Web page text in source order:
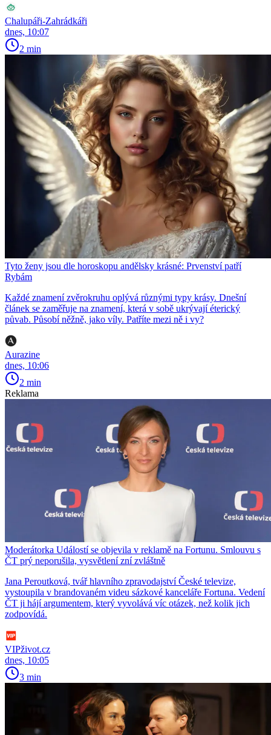
Chalupáři-Zahrádkáři
dnes, 10:07
2 min
Tyto ženy jsou dle horoskopu andělsky krásné: Prvenství patří
Rybám
Každé znamení zvěrokruhu oplývá různými typy krásy. Dnešní
článek se zaměřuje na znamení, která v sobě ukrývají éterický
půvab. Působí něžně, jako víly. Patříte mezi ně i vy?
Aurazine
dnes, 10:06
2 min
Reklama
Moderátorka Událostí se objevila v reklamě na Fortunu. Smlouvu s
ČT prý neporušila, vysvětlení zní zvláštně
Jana Peroutková, tvář hlavního zpravodajství České televize,
vystoupila v brandovaném videu sázkové kanceláře Fortuna. Vedení
ČT ji hájí argumentem, který vyvolává víc otázek, než kolik jich
zodpovídá.
VIPživot.cz
dnes, 10:05
3 min